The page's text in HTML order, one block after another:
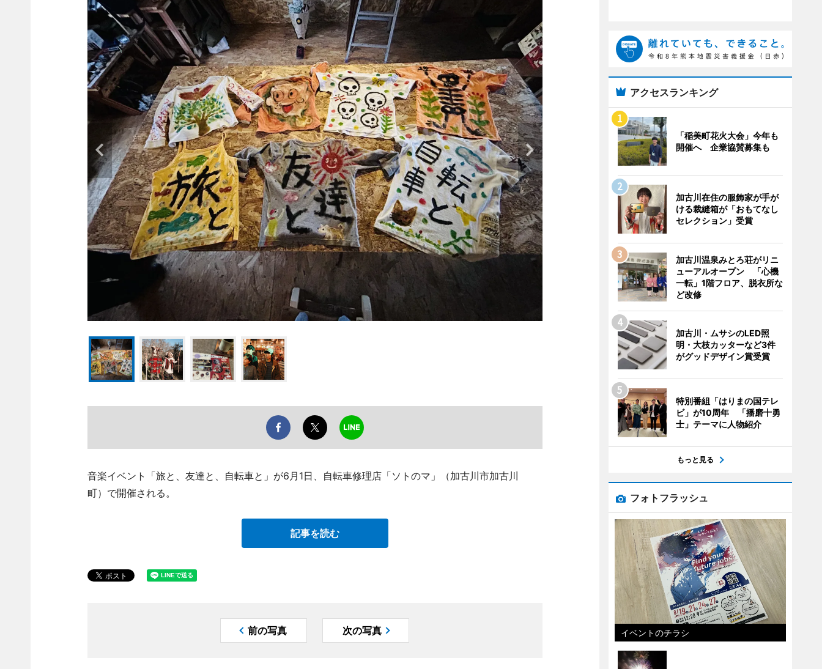
音楽イベント「旅と、友達と、自転車と」が6月1日、自転車修理店「ソトのマ」（加古川市加古川
町）で開催される。
記事を読む
前の写真 次の写真
アクセスランキング
「稲美町花火大会」今年も
開催へ 企業協賛募集も
加古川在住の服飾家が手が
ける裁縫箱が「おもてなし
セレクション」受賞
加古川温泉みとろ荘がリニ
ューアルオープン 「心機
一転」1階フロア、脱衣所な
ど改修
加古川・ムサシのLED照
明・大枝カッターなど3件
がグッドデザイン賞受賞
特別番組「はりまの国テレ
ビ」が10周年 「播磨十勇
士」テーマに人物紹介
もっと見る
フォトフラッシュ
イベントのチラシ